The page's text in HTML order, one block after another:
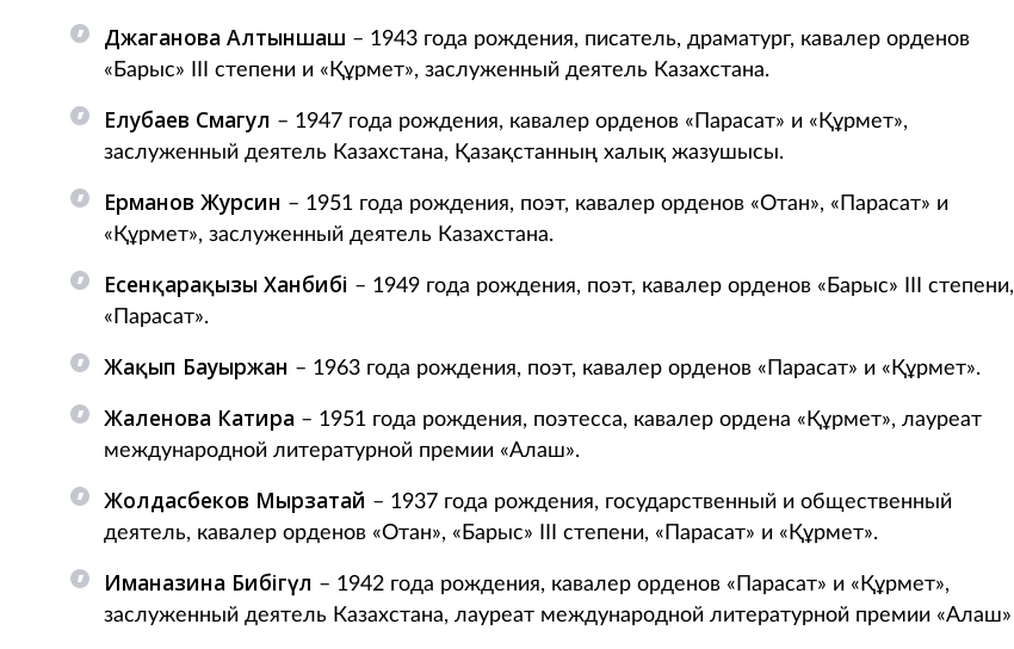
Джаганова Алтыншаш – 1943 года рождения, писатель, драматург, кавалер орденов
«Барыс» III степени и «Құрмет», заслуженный деятель Казахстана.
Елубаев Смагул – 1947 года рождения, кавалер орденов «Парасат» и «Құрмет»,
заслуженный деятель Казахстана, Қазақстанның халық жазушысы.
Ерманов Журсин – 1951 года рождения, поэт, кавалер орденов «Отан», «Парасат» и
«Құрмет», заслуженный деятель Казахстана.
Есенқарақызы Ханбибі – 1949 года рождения, поэт, кавалер орденов «Барыс» ІІІ степени,
«Парасат».
Жақып Бауыржан – 1963 года рождения, поэт, кавалер орденов «Парасат» и «Құрмет».
Жаленова Катира – 1951 года рождения, поэтесса, кавалер ордена «Құрмет», лауреат
международной литературной премии «Алаш».
Жолдасбеков Мырзатай – 1937 года рождения, государственный и общественный
деятель, кавалер орденов «Отан», «Барыс» ІІІ степени, «Парасат» и «Құрмет».
Иманғазина Бибігүл – 1942 года рождения, кавалер орденов «Парасат» и «Құрмет»,
заслуженный деятель Казахстана, лауреат международной литературной премии «Алаш»